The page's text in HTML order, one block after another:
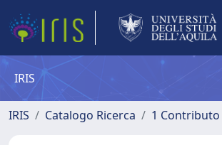
IRIS
IRIS Catalogo Ricerca 1 Contributo